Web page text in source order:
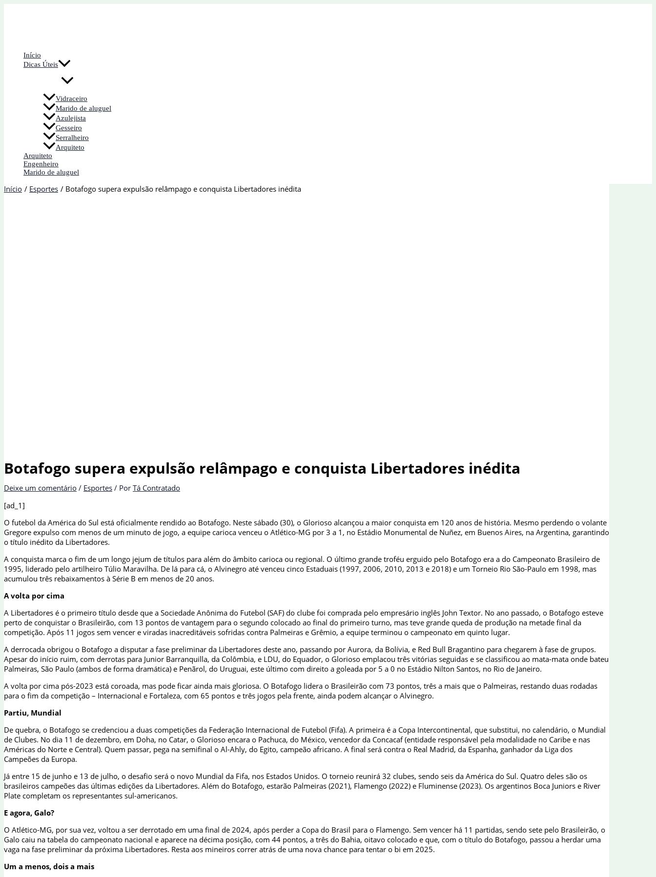
Início
Dicas Úteis
Vidraceiro
Marido de aluguel
Azulejista
Gesseiro
Serralheiro
Arquiteto
Arquiteto
Engenheiro
Marido de aluguel
Início Esportes Botafogo supera expulsão relâmpago e conquista Libertadores inédita
Botafogo supera expulsão relâmpago e conquista Libertadores inédita
Deixe um comentário / Esportes / Por Tá Contratado
[ad_1]
O futebol da América do Sul está oficialmente rendido ao Botafogo. Neste sábado (30), o Glorioso alcançou a maior conquista em 120 anos de história. Mesmo perdendo o volante
Gregore expulso com menos de um minuto de jogo, a equipe carioca venceu o Atlético-MG por 3 a 1, no Estádio Monumental de Nuñez, em Buenos Aires, na Argentina, garantindo
o título inédito da Libertadores.
A conquista marca o fim de um longo jejum de títulos para além do âmbito carioca ou regional. O último grande troféu erguido pelo Botafogo era a do Campeonato Brasileiro de
1995, liderado pelo artilheiro Túlio Maravilha. De lá para cá, o Alvinegro até venceu cinco Estaduais (1997, 2006, 2010, 2013 e 2018) e um Torneio Rio São-Paulo em 1998, mas
acumulou três rebaixamentos à Série B em menos de 20 anos.
A volta por cima
A Libertadores é o primeiro título desde que a Sociedade Anônima do Futebol (SAF) do clube foi comprada pelo empresário inglês John Textor. No ano passado, o Botafogo esteve
perto de conquistar o Brasileirão, com 13 pontos de vantagem para o segundo colocado ao final do primeiro turno, mas teve grande queda de produção na metade final da
competição. Após 11 jogos sem vencer e viradas inacreditáveis sofridas contra Palmeiras e Grêmio, a equipe terminou o campeonato em quinto lugar.
A derrocada obrigou o Botafogo a disputar a fase preliminar da Libertadores deste ano, passando por Aurora, da Bolívia, e Red Bull Bragantino para chegarem à fase de grupos.
Apesar do início ruim, com derrotas para Junior Barranquilla, da Colômbia, e LDU, do Equador, o Glorioso emplacou três vitórias seguidas e se classificou ao mata-mata onde bateu
Palmeiras, São Paulo (ambos de forma dramática) e Penãrol, do Uruguai, este último com direito a goleada por 5 a 0 no Estádio Nilton Santos, no Rio de Janeiro.
A volta por cima pós-2023 está coroada, mas pode ficar ainda mais gloriosa. O Botafogo lidera o Brasileirão com 73 pontos, três a mais que o Palmeiras, restando duas rodadas
para o fim da competição – Internacional e Fortaleza, com 65 pontos e três jogos pela frente, ainda podem alcançar o Alvinegro.
Partiu, Mundial
De quebra, o Botafogo se credenciou a duas competições da Federação Internacional de Futebol (Fifa). A primeira é a Copa Intercontinental, que substitui, no calendário, o Mundial
de Clubes. No dia 11 de dezembro, em Doha, no Catar, o Glorioso encara o Pachuca, do México, vencedor da Concacaf (entidade responsável pela modalidade no Caribe e nas
Américas do Norte e Central). Quem passar, pega na semifinal o Al-Ahly, do Egito, campeão africano. A final será contra o Real Madrid, da Espanha, ganhador da Liga dos
Campeões da Europa.
Já entre 15 de junho e 13 de julho, o desafio será o novo Mundial da Fifa, nos Estados Unidos. O torneio reunirá 32 clubes, sendo seis da América do Sul. Quatro deles são os
brasileiros campeões das últimas edições da Libertadores. Além do Botafogo, estarão Palmeiras (2021), Flamengo (2022) e Fluminense (2023). Os argentinos Boca Juniors e River
Plate completam os representantes sul-americanos.
E agora, Galo?
O Atlético-MG, por sua vez, voltou a ser derrotado em uma final de 2024, após perder a Copa do Brasil para o Flamengo. Sem vencer há 11 partidas, sendo sete pelo Brasileirão, o
Galo caiu na tabela do campeonato nacional e aparece na décima posição, com 44 pontos, a três do Bahia, oitavo colocado e que, com o título do Botafogo, passou a herdar uma
vaga na fase preliminar da próxima Libertadores. Resta aos mineiros correr atrás de uma nova chance para tentar o bi em 2025.
Um a menos, dois a mais